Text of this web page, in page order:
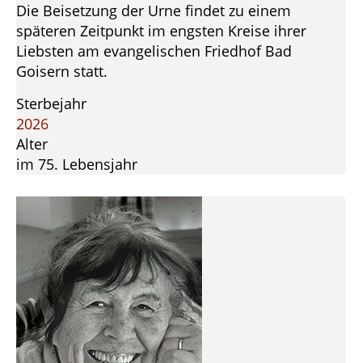
Die Beisetzung der Urne findet zu einem
späteren Zeitpunkt im engsten Kreise ihrer
Liebsten am evangelischen Friedhof Bad
Goisern statt.
Sterbejahr
2026
Alter
im 75. Lebensjahr